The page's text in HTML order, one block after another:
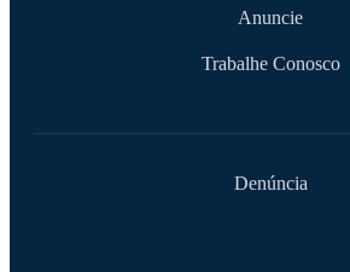
Anuncie
Trabalhe Conosco
Denúncia